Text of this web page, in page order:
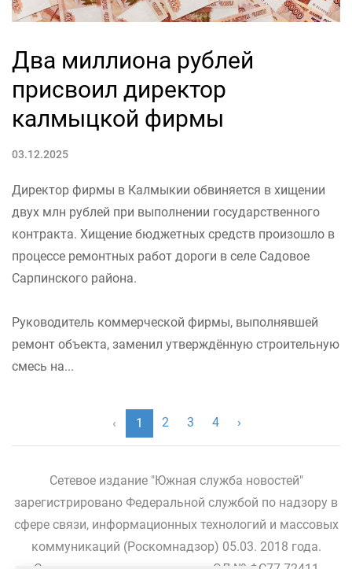
Два миллиона рублей
присвоил директор
калмыцкой фирмы
03.12.2025
Директор фирмы в Калмыкии обвиняется в хищении
двух млн рублей при выполнении государственного
контракта. Хищение бюджетных средств произошло в
процессе ремонтных работ дороги в селе Садовое
Сарпинского района.
Руководитель коммерческой фирмы, выполнявшей
ремонт объекта, заменил утверждённую строительную
смесь на...
‹ 1 2 3 4 ›
Сетевое издание "Южная служба новостей"
зарегистрировано Федеральной службой по надзору в
сфере связи, информационных технологий и массовых
коммуникаций (Роскомнадзор) 05.03. 2018 года.